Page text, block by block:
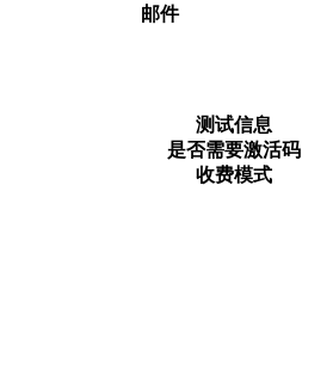
邮件
测试信息
是否需要激活码
收费模式